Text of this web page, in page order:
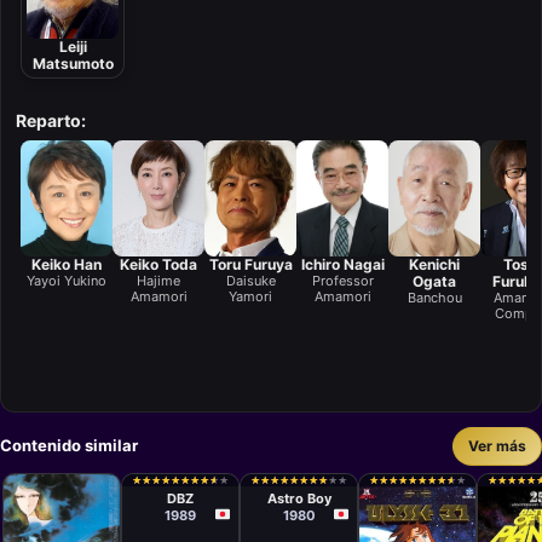
Leiji
Matsumoto
Reparto:
Keiko Han
Yayoi Yukino
Keiko Toda
Hajime
Amamori
Toru Furuya
Daisuke
Yamori
Ichiro Nagai
Professor
Amamori
Kenichi
Ogata
Banchou
Contenido similar Ver más
★
★★
★★
★★
★★
★★
★★
★★
★★
★ ★
★
Daisuke
Nishio,
Shigeyasu
Yamauchi,
DBZ
1989
★
★★
★★
★★
★★
★★
★★
★★
★★
★ ★
★
Osamu
Tezuka,
Noboru
Ishiguro
Astro Boy
1980
★
★★
★★
★★
★★
★★
★★
★★
★★
★ ★
★ ★
★★
★★
★★
★★
★